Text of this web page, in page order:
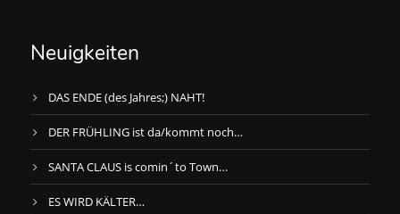
Neuigkeiten
DAS ENDE (des Jahres;) NAHT!
DER FRÜHLING ist da/kommt noch…
SANTA CLAUS is comin´to Town…
ES WIRD KÄLTER…